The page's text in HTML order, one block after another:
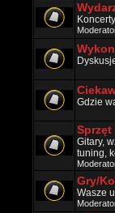
Gdzie
Sprzęt
Gitary,
tuning,
Gry/
Wasze